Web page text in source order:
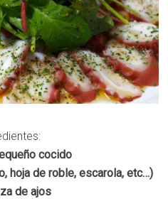
cocido
hoja de roble, escarola, etc…)
de ajos